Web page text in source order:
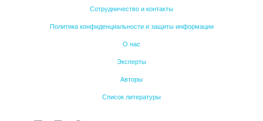
Сотрудничество и контакты
Политика конфиденциальности и защиты информации
О нас
Эксперты
Авторы
Список литературы